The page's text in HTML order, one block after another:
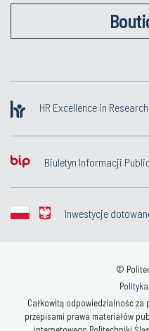
HR Excellence in Research
Biuletyn Informacji
Inwestycje
©
Całkowitą odpowiedzialność
przepisami prawa materiałów